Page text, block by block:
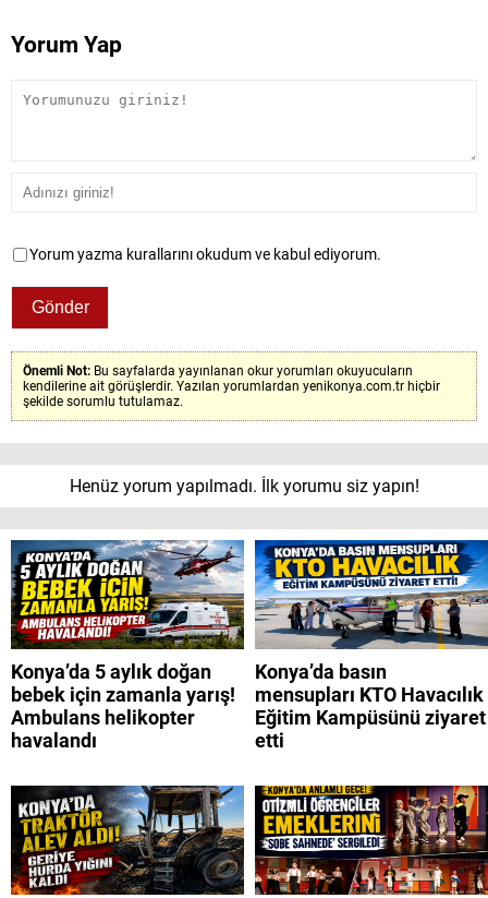
Yorum Yap
Yorum yazma kurallarını okudum ve kabul ediyorum.
Önemli Not: Bu sayfalarda yayınlanan okur yorumları okuyucuların
kendilerine ait görüşlerdir. Yazılan yorumlardan yenikonya.com.tr hiçbir
şekilde sorumlu tutulamaz.
Henüz yorum yapılmadı. İlk yorumu siz yapın!
Konya’da 5 aylık doğan
bebek için zamanla yarış!
Ambulans helikopter
havalandı
Konya’da basın
mensupları KTO Havacılık
Eğitim Kampüsünü ziyaret
etti